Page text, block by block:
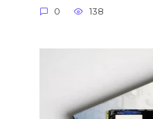
0 138